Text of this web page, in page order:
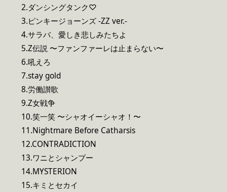
2.ダンシングタンク♡
3.ピンキージョーンズ -ZZ ver.-
4.サラバ、愛しき悲しみたちよ
5.Z伝説 〜ファンファーレは止まらない〜
6.吼えろ
7.stay gold
8.労働讃歌
9.Z女戦争
10.笑一笑 〜シャオイーシャオ！〜
11.Nightmare Before Catharsis
12.CONTRADICTION
13.ワニとシャンプー
14.MYSTERION
15.キミとセカイ